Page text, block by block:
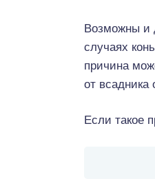
Возможны и
случаях
причина
от всадника
Если такое